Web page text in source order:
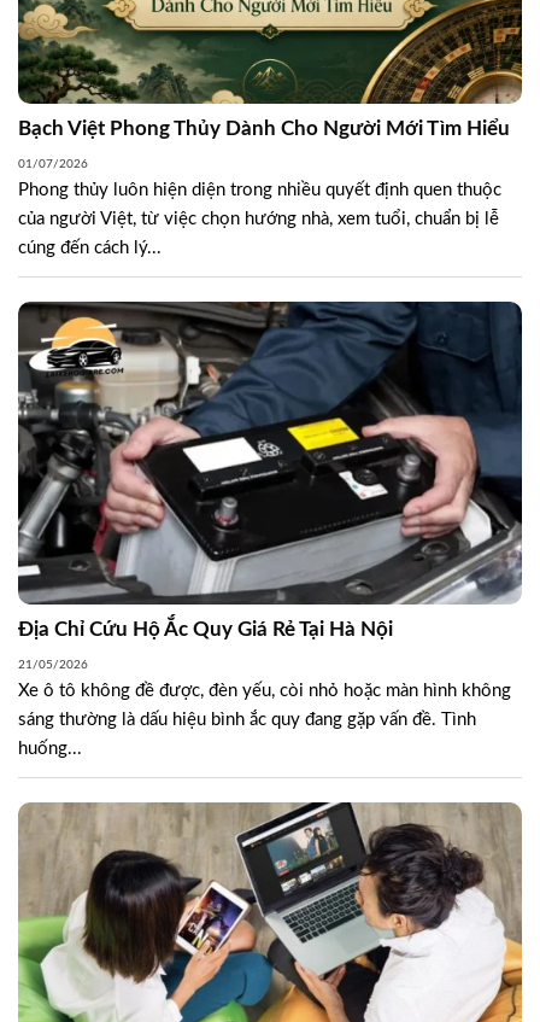
Bạch Việt Phong Thủy Dành Cho Người Mới Tìm Hiểu
01/07/2026
Phong thủy luôn hiện diện trong nhiều quyết định quen thuộc
của người Việt, từ việc chọn hướng nhà, xem tuổi, chuẩn bị lễ
cúng đến cách lý...
Địa Chỉ Cứu Hộ Ắc Quy Giá Rẻ Tại Hà Nội
21/05/2026
Xe ô tô không đề được, đèn yếu, còi nhỏ hoặc màn hình không
sáng thường là dấu hiệu bình ắc quy đang gặp vấn đề. Tình
huống...